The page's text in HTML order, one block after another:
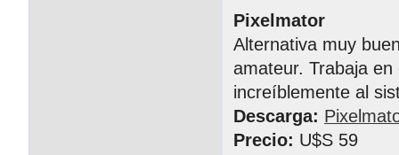
Pixelmator
Alternativa muy
amateur. Trabaja
increíblemente al
Descarga:
Precio: U$S 59